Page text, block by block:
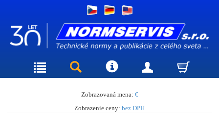
Zobrazovaná mena: €
Zobrazenie ceny: bez DPH